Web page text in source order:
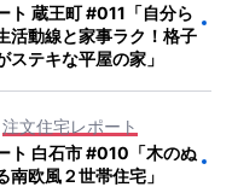
ト 蔵王町 #011「自分ら
活動線と家事ラク！格子
ステキな平屋の家」
注文住宅レポート
ト 白石市 #010「木のぬ
南欧風２世帯住宅」